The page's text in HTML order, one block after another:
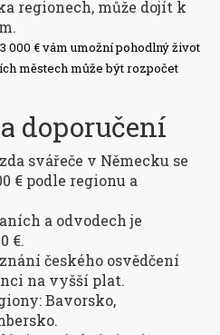
regionech, může dojít k
000 € vám umožní pohodlný život
městech může být rozpočet
doporučení
svářeče v Německu se
€ podle regionu a
a odvodech je
€.
českého osvědčení
na vyšší plat.
Bavorsko,